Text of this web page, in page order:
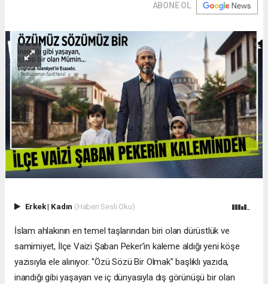
ABONE OL
Erkek| Kadın (Haberi Sesli Oku)
İslam ahlakının en temel taşlarından biri olan dürüstlük ve
samimiyet, İlçe Vaizi Şaban Peker’in kaleme aldığı yeni köşe
yazısıyla ele alınıyor. "Özü Sözü Bir Olmak" başlıklı yazıda,
inandığı gibi yaşayan ve iç dünyasıyla dış görünüşü bir olan